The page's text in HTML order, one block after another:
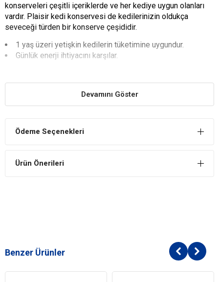
konserveleri çeşitli içeriklerde ve her kediye uygun olanları
vardır. Plaisir kedi konservesi de kedilerinizin oldukça
seveceği türden bir konserve çeşididir.
1 yaş üzeri yetişkin kedilerin tüketimine uygundur.
Günlük enerji ihtiyacını karşılar.
Kedilerin günlük enerji ihtiyacının karşılanmasını sağlayan
Dengeli İçerik, Dengeli Beslenme
yeterli şekilde beslenmesine katkı sağlar.
Et ve hayvansal türevler (%14)
Mineraller
Devamını Göster
Ödeme Seçenekleri
Ürün Önerileri
Benzer Ürünler